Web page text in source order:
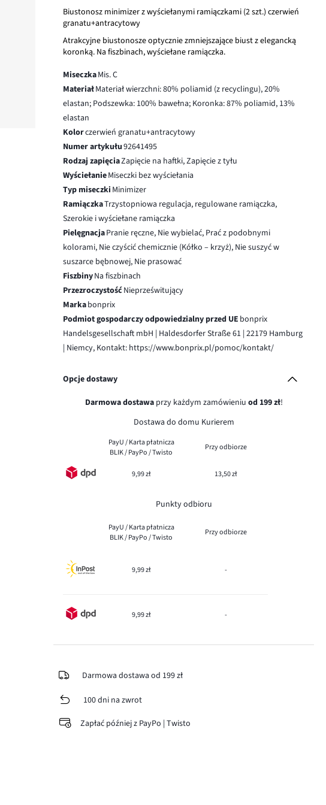
Biustonosz minimizer z wyściełanymi ramiączkami (2 szt.) czerwień
granatu+antracytowy
Atrakcyjne biustonosze optycznie zmniejszające biust z elegancką
koronką. Na fiszbinach, wyściełane ramiączka.
MiseczkaMis. C
MateriałMateriał wierzchni: 80% poliamid (z recyclingu), 20%
elastan; Podszewka: 100% bawełna; Koronka: 87% poliamid, 13%
elastan
Kolorczerwień granatu+antracytowy
Numer artykułu92641495
Rodzaj zapięciaZapięcie na haftki, Zapięcie z tyłu
WyściełanieMiseczki bez wyściełania
Typ miseczki Minimizer
RamiączkaTrzystopniowa regulacja, regulowane ramiączka,
Szerokie i wyściełane ramiączka
PielęgnacjaPranie ręczne, Nie wybielać, Prać z podobnymi
kolorami, Nie czyścić chemicznie (Kółko – krzyż), Nie suszyć w
suszarce bębnowej, Nie prasować
FiszbinyNa fiszbinach
PrzezroczystośćNieprześwitujący
Markabonprix
Podmiot gospodarczy odpowiedzialny przed UE bonprix
Handelsgesellschaft mbH | Haldesdorfer Straße 61 | 22179 Hamburg
| Niemcy, Kontakt: https://www.bonprix.pl/pomoc/kontakt/
Opcje dostawy
Darmowa dostawaprzy każdym zamówieniu od 199 zł!
Dostawa do domu Kurierem
PayU / Karta płatnicza
BLIK / PayPo / Twisto
Przy odbiorze
9,99 zł 13,50 zł
Punkty odbioru
PayU / Karta płatnicza
BLIK / PayPo / Twisto
Przy odbiorze
9,99 zł -
9,99 zł -
Darmowa dostawa od 199 zł
100 dni na zwrot
Zapłać później z PayPo | Twisto